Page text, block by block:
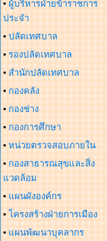
• ผู้บริหารฝ่ายข้าราชการ
ประจำ
• ปลัดเทศบาล
• รองปลัดเทศบาล
• สำนักปลัดเทศบาล
• กองคลัง
• กองช่าง
• กองการศึกษา
• หน่วยตรวจสอบภายใน
• กองสาธารณสุขและสิ่ง
แวดล้อม
• แผนผังองค์กร
• โครงสร้างฝ่ายการเมือง
• แผนพัฒนาบุคลากร